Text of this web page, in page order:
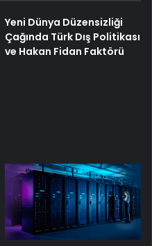
Yeni Dünya Düzensizliği
Çağında Türk Dış Politikası
ve Hakan Fidan Faktörü